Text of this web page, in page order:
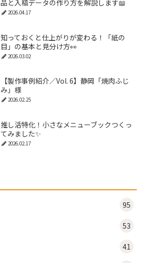
品と入稿データの作り方を解説します📖
2026.04.17
知っておくと仕上がりが変わる！「紙の
目」の基本と見分け方👀
2026.03.02
【製作事例紹介／Vol. 6】静岡「焼肉ふじ
み」様
2026.02.25
推し活特化！小さなメニューブックつくっ
てみました✨
2026.02.17
95
53
41